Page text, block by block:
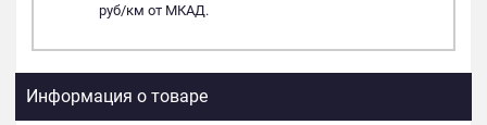
руб/км от МКАД.
Информация о товаре